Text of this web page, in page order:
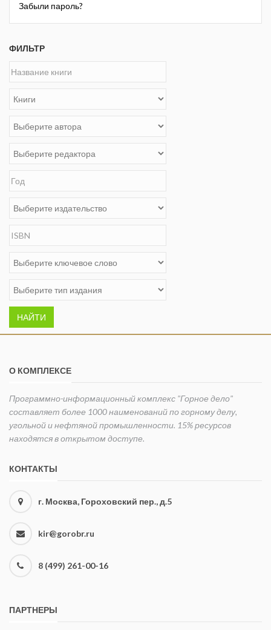
Забыли пароль?
ФИЛЬТР
НАЙТИ
О КОМПЛЕКСЕ
Программно-информационный комплекс "Горное дело"
составляет более 1000 наименований по горному делу,
угольной и нефтяной промышленности. 15% ресурсов
находятся в открытом доступе.
КОНТАКТЫ
г. Москва, Гороховский пер., д.5
kir@gorobr.ru
8 (499) 261-00-16
ПАРТНЕРЫ